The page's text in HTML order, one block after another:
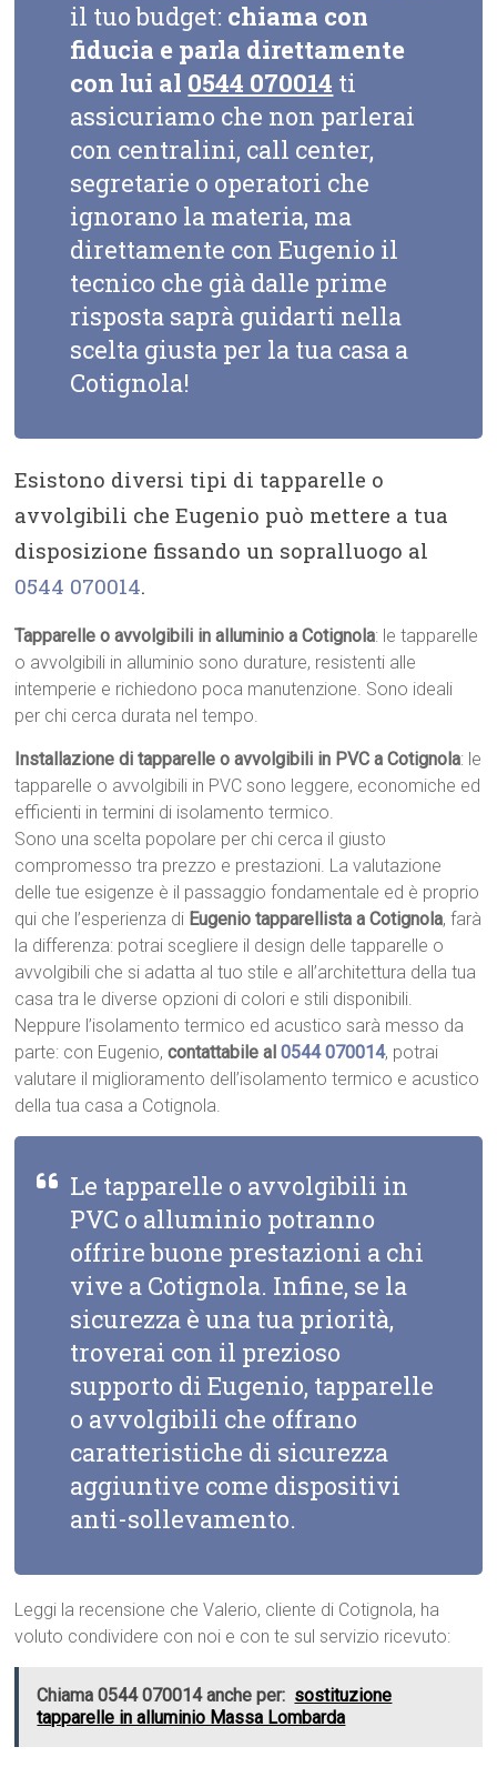
il tuo budget: chiama con
fiducia e parla direttamente
con lui al 0544 070014 ti
assicuriamo che non parlerai
con centralini, call center,
segretarie o operatori che
ignorano la materia, ma
direttamente con Eugenio il
tecnico che già dalle prime
risposta saprà guidarti nella
scelta giusta per la tua casa a
Cotignola!
Esistono diversi tipi di tapparelle o
avvolgibili che Eugenio può mettere a tua
disposizione fissando un sopralluogo al
0544 070014.
Tapparelle o avvolgibili in alluminio a Cotignola: le tapparelle
o avvolgibili in alluminio sono durature, resistenti alle
intemperie e richiedono poca manutenzione. Sono ideali
per chi cerca durata nel tempo.
Installazione di tapparelle o avvolgibili in PVC a Cotignola: le
tapparelle o avvolgibili in PVC sono leggere, economiche ed
efficienti in termini di isolamento termico.
Sono una scelta popolare per chi cerca il giusto
compromesso tra prezzo e prestazioni. La valutazione
delle tue esigenze è il passaggio fondamentale ed è proprio
qui che l’esperienza di Eugenio tapparellista a Cotignola, farà
la differenza: potrai scegliere il design delle tapparelle o
avvolgibili che si adatta al tuo stile e all’architettura della tua
casa tra le diverse opzioni di colori e stili disponibili.
Neppure l’isolamento termico ed acustico sarà messo da
parte: con Eugenio,contattabile al0544 070014, potrai
valutare il miglioramento dell’isolamento termico e acustico
della tua casa a Cotignola.
Le tapparelle o avvolgibili in
PVC o alluminio potranno
offrire buone prestazioni a chi
vive a Cotignola. Infine, se la
sicurezza è una tua priorità,
troverai con il prezioso
supporto di Eugenio, tapparelle
o avvolgibili che offrano
caratteristiche di sicurezza
aggiuntive come dispositivi
anti-sollevamento.
Leggi la recensione che Valerio, cliente di Cotignola, ha
voluto condividere con noi e con te sul servizio ricevuto:
Chiama 0544 070014 anche per: sostituzione
tapparelle in alluminio Massa Lombarda